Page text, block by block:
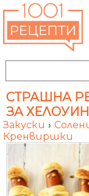
СТРАШНА
ЗА ХЕЛОУИН
Закуски ›
Кренвиршки